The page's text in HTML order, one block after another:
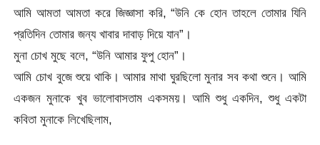
আমি আমতা আমতা করে জিজ্ঞাসা করি, “উনি কে হোন তাহলে তোমার যিনি
প্রতিদিন তোমার জন্য খাবার দাবাড় দিয়ে যান”।
মুনা চোখ মুছে বলে, “উনি আমার ফুপু হোন”।
আমি চোখ বুজে শুয়ে থাকি। আমার মাথা ঘুরছিলো মুনার সব কথা শুনে। আমি
একজন মুনাকে খুব ভালোবাসতাম একসময়। আমি শুধু একদিন, শুধু একটা
কবিতা মুনাকে লিখেছিলাম,